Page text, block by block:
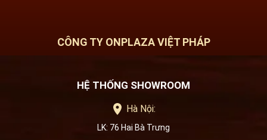
CÔNG TY ONPLAZA VIỆT PHÁP
HỆ THỐNG SHOWROOM
Hà Nội:
LK: 76 Hai Bà Trưng